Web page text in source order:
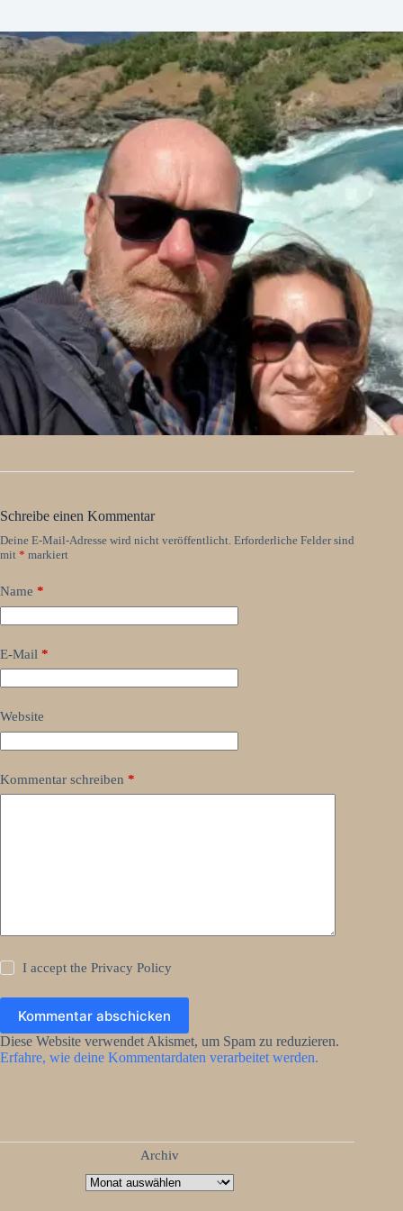
Schreibe einen Kommentar
Deine E-Mail-Adresse wird nicht veröffentlicht. Erforderliche Felder sind
mit * markiert
Name *
E-Mail *
Website
Kommentar schreiben *
I accept thePrivacy Policy
Kommentar abschicken
Diese Website verwendet Akismet, um Spam zu reduzieren.
Erfahre, wie deine Kommentardaten verarbeitet werden.
Archiv